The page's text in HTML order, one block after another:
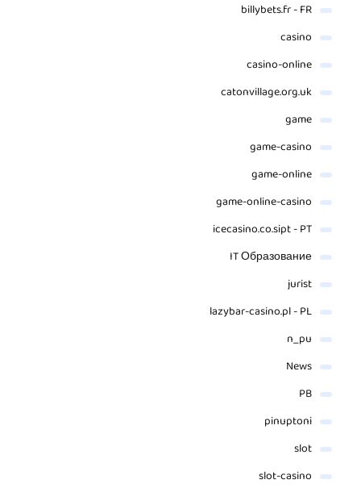
billybets.fr - FR
casino
casino-online
catonvillage.org.uk
game
game-casino
game-online
game-online-casino
icecasino.co.sipt - PT
IT Образование
jurist
lazybar-casino.pl - PL
n_pu
News
PB
pinuptoni
slot
slot-casino